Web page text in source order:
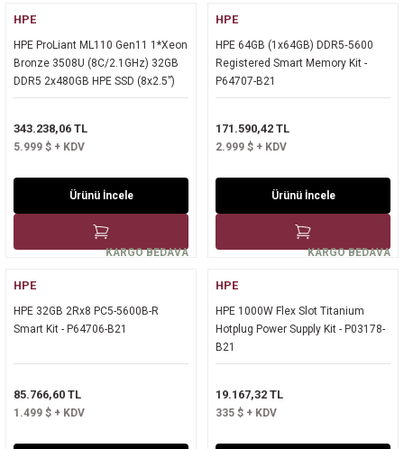
HPE
HPE ProLiant ML110 Gen11 1*Xeon
Bronze 3508U (8C/2.1GHz) 32GB
DDR5 2x480GB HPE SSD (8x2.5”)
INTEL VROC RAID 2x1Gb ILO STD
425
343.238,06 TL
5.999 $ + KDV
Ürünü İncele
HPE
HPE 64GB (1x64GB) DDR5‑5600
Registered Smart Memory Kit -
P64707-B21
171.590,42 TL
2.999 $ + KDV
Ürünü İncele
KARGO BEDAVA
HPE
HPE 32GB 2Rx8 PC5-5600B-R
Smart Kit - P64706-B21
85.766,60 TL
1.499 $ + KDV
KARGO BEDAVA
HPE
HPE 1000W Flex Slot Titanium
Hotplug Power Supply Kit - P03178-
B21
19.167,32 TL
335 $ + KDV